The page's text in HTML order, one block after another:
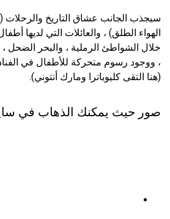
سيجذب الجانب عشاق التاريخ
الهواء الطلق) ، والعائلات التي لديها
خلال الشواطئ الرملية ، والبحر الضحل
، ووجود رسوم متحركة للأطفال في
(هنا التقى كليوباترا ومارك أنتوني).
صور حيث يمكنك الذهاب في